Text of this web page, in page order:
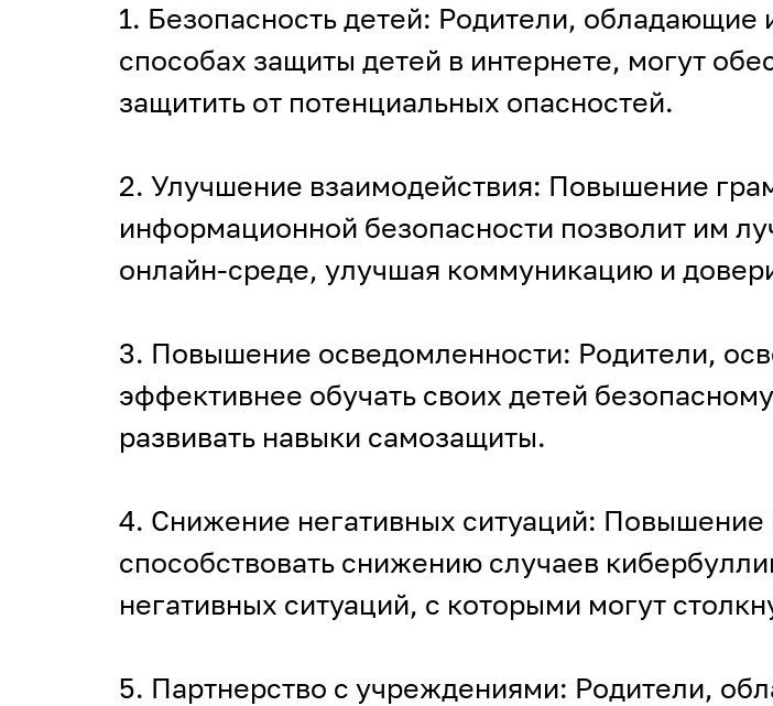
1. Безопасность детей: Родители,
способах защиты детей в интернете, могут
защитить от потенциальных опасностей.
2. Улучшение взаимодействия: Повышение
информационной безопасности позволит им
онлайн-среде, улучшая коммуникацию и
3. Повышение осведомленности: Родители,
эффективнее обучать своих детей
развивать навыки самозащиты.
4. Снижение негативных ситуаций:
способствовать снижению случаев
негативных ситуаций, с которыми могут
5. Партнерство с учреждениями: Родители,